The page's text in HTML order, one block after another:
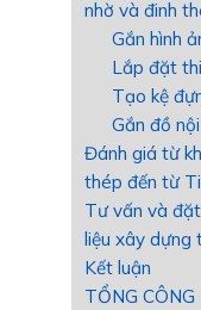
nhờ và đinh
Gắn hình
Lắp đặt
Tạo kệ
Gắn đồ
Đánh giá từ
thép đến từ
Tư vấn và
liệu xây dựng
Kết luận
TỔNG